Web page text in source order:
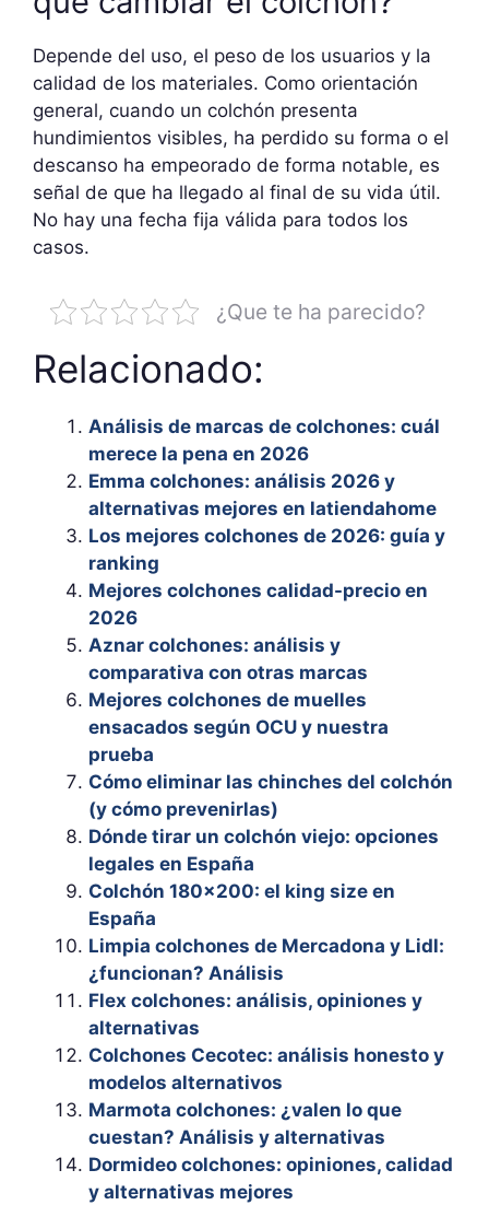
Depende del uso, el peso de los usuarios y la
calidad de los materiales. Como orientación
general, cuando un colchón presenta
hundimientos visibles, ha perdido su forma o el
descanso ha empeorado de forma notable, es
señal de que ha llegado al final de su vida útil.
No hay una fecha fija válida para todos los
casos.
¿Que te ha parecido?
Relacionado:
Análisis de marcas de colchones: cuál
merece la pena en 2026
Emma colchones: análisis 2026 y
alternativas mejores en latiendahome
Los mejores colchones de 2026: guía y
ranking
Mejores colchones calidad-precio en
2026
Aznar colchones: análisis y
comparativa con otras marcas
Mejores colchones de muelles
ensacados según OCU y nuestra
prueba
Cómo eliminar las chinches del colchón
(y cómo prevenirlas)
Dónde tirar un colchón viejo: opciones
legales en España
Colchón 180×200: el king size en
España
Limpia colchones de Mercadona y Lidl:
¿funcionan? Análisis
Flex colchones: análisis, opiniones y
alternativas
Colchones Cecotec: análisis honesto y
modelos alternativos
Marmota colchones: ¿valen lo que
cuestan? Análisis y alternativas
Dormideo colchones: opiniones, calidad
y alternativas mejores